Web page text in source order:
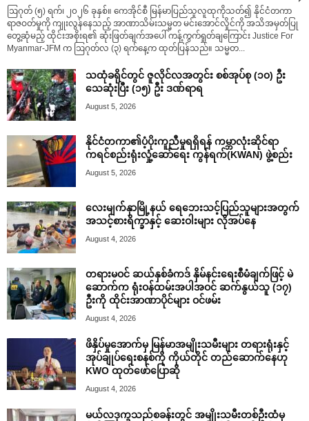
ဩဂုတ် (၅) ရက်၊ ၂၀၂၆ ခုနှစ်။ ကေအိုင်စီ မြန်မာပြည်သူလူထုကိုသတ်၍ နိုင်ငံတကာ
ရာဇဝတ်မှုကို ကျုးလွန်နေသည့် အာဏာသိမ်းသမ္မတ မင်းအောင်လှိုင်ကို အသိအမှတ်ပြု
တွေ့ဆုံမည့် ထိုင်းအစိုးရ၏ ဆုံးဖြတ်ချက်အပေါ် ကန့်ကွက်ရှုတ်ချကြောင်း Justice For
Myanmar-JFM က ဩဂုတ်လ (၃) ရက်နေ့က ထုတ်ပြန်သည်။ သမ္မတ...
သထုံခရိုင်တွင် ဇူလိုင်လအတွင်း စစ်အုပ်စု (၁၀) ဦး
သေဆုံးပြီး (၁၅) ဦး ဒဏ်ရာရ
August 5, 2026
နိုင်ငံတကာ၏ပံ့ပိုးကူညီမှုရရှိရန် ကမ္ဘာလုံးဆိုင်ရာ
ကရင်စည်းရုံးလှုံ့ဆော်ရေး ကွန်ရက်(KWAN) ဖွဲ့စည်း
August 5, 2026
လေးမျက်နှာမြို့နယ် ရေဘေးသင့်ပြည်သူများအတွက်
အသင့်စားရိက္ခာနှင့် ဆေးဝါးများ လိုအပ်နေ
August 4, 2026
တရားမဝင် ဆယ်နှစ်ခံကဒ် နှိမ်နင်းရေးစီမံချက်ဖြင့် မဲ
ဆောက်က ရုံးဝန်ထမ်းအပါအဝင် ဆက်နွယ်သူ (၁၇)
ဦးကို ထိုင်းအာဏာပိုင်များ ဝင်ဖမ်း
August 4, 2026
ဖိနှိပ်မှုအောက်မှ မြန်မာအမျိုးသမီးများ တရားရုံးနှင့်
အုပ်ချုပ်ရေးစနစ်ကို ကိုယ်တိုင် တည်ဆောက်နေဟု
KWO ထုတ်ဖော်ပြောဆို
August 4, 2026
မယ်လဒုက္ခသည်စခန်းတွင် အမျိုးသမီးတစ်ဦးထံမှ